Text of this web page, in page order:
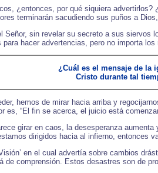
¿entonces, por qué siquiera
terminarán sacudiendo sus puños a
Señor, sin revelar su secreto a sus
hacer advertencias, pero no importa
¿Cuál es el mensaje de la
Cristo durante tal
hemos de mirar hacia arriba y
es, “El fin se acerca, el juicio está
girar en caos, la desesperanza
dirigidos hacia al infierno, entonces
en el cual advertía sobre cambios
comprensión. Estos desastres son de